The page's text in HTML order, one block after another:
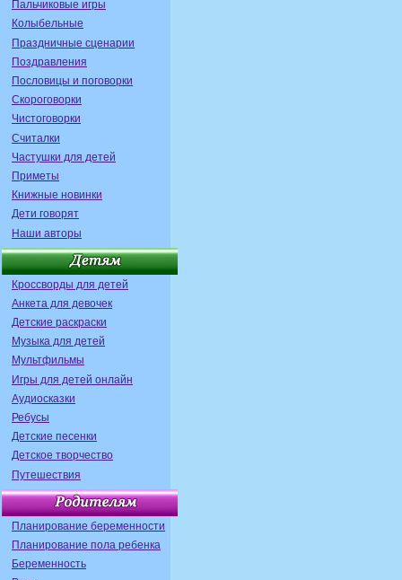
Пальчиковые игры
Колыбельные
Праздничные сценарии
Поздравления
Пословицы и поговорки
Скороговорки
Чистоговорки
Считалки
Частушки для детей
Приметы
Книжные новинки
Дети говорят
Наши авторы
Кроссворды для детей
Анкета для девочек
Детские раскраски
Музыка для детей
Мультфильмы
Игры для детей онлайн
Аудиосказки
Ребусы
Детские песенки
Детское творчество
Путешествия
Планирование беременности
Планирование пола ребенка
Беременность